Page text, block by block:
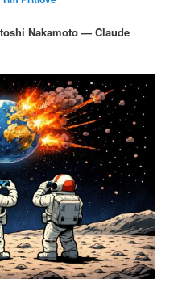
Nakamoto — Claude